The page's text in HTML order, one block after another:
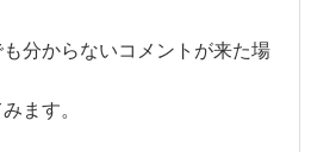
分からないコメントが来た場
ます。